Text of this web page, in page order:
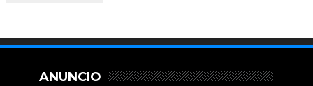
ANUNCIO